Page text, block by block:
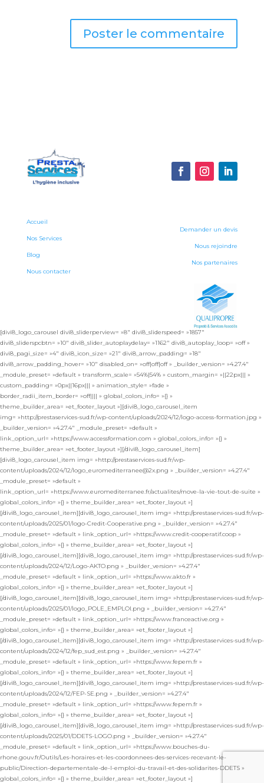
Accueil
Nos Services
Blog
Nous contacter
Demander un devis
Nous rejoindre
Nos partenaires
[divi8_logo_carousel divi8_sliderperview= »8″ divi8_sliderspeed= »1857″
divi8_sliderspcbtn= »10″ divi8_slider_autoplaydelay= »1162″ divi8_autoplay_loop= »off »
divi8_pagi_size= »4″ divi8_icon_size= »21″ divi8_arrow_padding= »18″
divi8_arrow_padding_hover= »10″ disabled_on= »off|off|off » _builder_version= »4.27.4″
_module_preset= »default » transform_scale= »54%|54% » custom_margin= »||22px||| »
custom_padding= »0px||16px||| » animation_style= »fade »
border_radii_item_border= »off|||| » global_colors_info= »{} »
theme_builder_area= »et_footer_layout »][divi8_logo_carousel_item
img= »http://prestaservices-sud.fr/wp-content/uploads/2024/12/logo-access-formation.jpg »
_builder_version= »4.27.4″ _module_preset= »default »
link_option_url= »https://www.accessformation.com » global_colors_info= »{} »
theme_builder_area= »et_footer_layout »][/divi8_logo_carousel_item]
[divi8_logo_carousel_item img= »http://prestaservices-sud.fr/wp-
content/uploads/2024/12/logo_euromediterranee@2x.png » _builder_version= »4.27.4″
_module_preset= »default »
link_option_url= »https://www.euromediterranee.fr/actualites/move-la-vie-tout-de-suite »
global_colors_info= »{} » theme_builder_area= »et_footer_layout »]
[/divi8_logo_carousel_item][divi8_logo_carousel_item img= »http://prestaservices-sud.fr/wp-
content/uploads/2025/01/logo-Credit-Cooperative.png » _builder_version= »4.27.4″
_module_preset= »default » link_option_url= »https://www.credit-cooperatif.coop »
global_colors_info= »{} » theme_builder_area= »et_footer_layout »]
[/divi8_logo_carousel_item][divi8_logo_carousel_item img= »http://prestaservices-sud.fr/wp-
content/uploads/2024/12/Logo-AKTO.png » _builder_version= »4.27.4″
_module_preset= »default » link_option_url= »https://www.akto.fr »
global_colors_info= »{} » theme_builder_area= »et_footer_layout »]
[/divi8_logo_carousel_item][divi8_logo_carousel_item img= »http://prestaservices-sud.fr/wp-
content/uploads/2025/01/logo_POLE_EMPLOI.png » _builder_version= »4.27.4″
_module_preset= »default » link_option_url= »https://www.franceactive.org »
global_colors_info= »{} » theme_builder_area= »et_footer_layout »]
[/divi8_logo_carousel_item][divi8_logo_carousel_item img= »http://prestaservices-sud.fr/wp-
content/uploads/2024/12/fep_sud_est.png » _builder_version= »4.27.4″
_module_preset= »default » link_option_url= »https://www.fepem.fr »
global_colors_info= »{} » theme_builder_area= »et_footer_layout »]
[/divi8_logo_carousel_item][divi8_logo_carousel_item img= »http://prestaservices-sud.fr/wp-
content/uploads/2024/12/FEP-SE.png » _builder_version= »4.27.4″
_module_preset= »default » link_option_url= »https://www.fepem.fr »
global_colors_info= »{} » theme_builder_area= »et_footer_layout »]
[/divi8_logo_carousel_item][divi8_logo_carousel_item img= »http://prestaservices-sud.fr/wp-
content/uploads/2025/01/DDETS-LOGO.png » _builder_version= »4.27.4″
_module_preset= »default » link_option_url= »https://www.bouches-du-
rhone.gouv.fr/Outils/Les-horaires-et-les-coordonnees-des-services-recevant-le-
public/Direction-departementale-de-l-emploi-du-travail-et-des-solidarites-DDETS »
global_colors_info= »{} » theme_builder_area= »et_footer_layout »]